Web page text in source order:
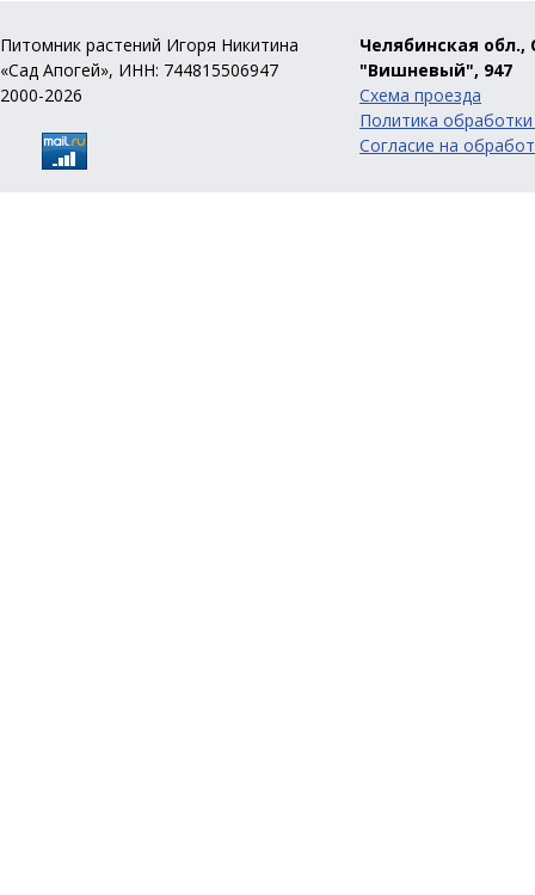
Питомник растений Игоря Никитина
«Сад Апогей», ИНН: 744815506947
2000-2026
Челябинская обл.,
"Вишневый", 947
Схема проезда
Политика
Согласие на